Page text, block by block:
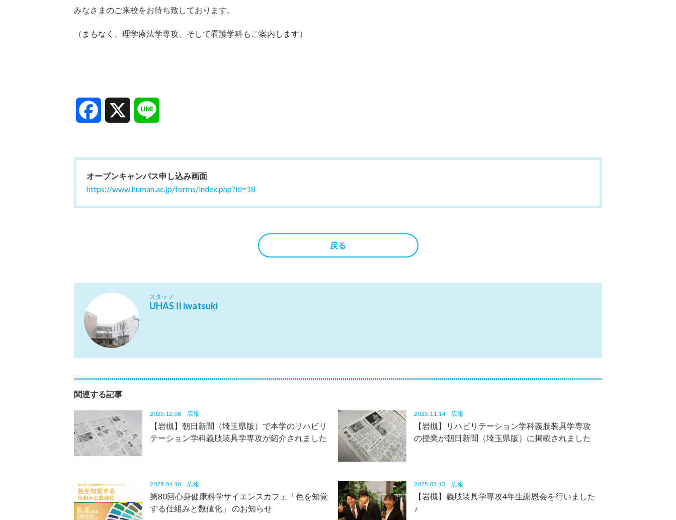
みなさまのご来校をお待ち致しております。
（まもなく、理学療法学専攻、そして看護学科もご案内します）
Facebook
オープンキャンパス申し込み画面
https://www.human.ac.jp/forms/index.php?id=18
戻る
スタッフ
UHASⅡiwatsuki
関連する記事
2025.12.08 広報
【岩槻】朝日新聞（埼玉県版）で本学のリハビリ
テーション学科義肢装具学専攻が紹介されました
2025.11.14 広報
【岩槻】リハビリテーション学科義肢装具学専攻
の授業が朝日新聞（埼玉県版）に掲載されました
2025.04.10 広報
第80回心身健康科学サイエンスカフェ「色を知覚
する仕組みと数値化」 のお知らせ
2025.03.13 広報
【岩槻】義肢装具学専攻4年生謝恩会を行いました
♪